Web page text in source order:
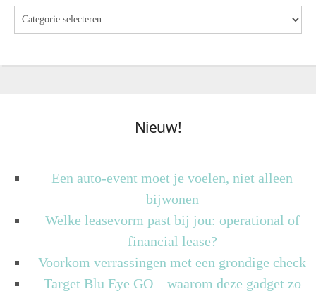
Nieuw!
Een auto-event moet je voelen, niet alleen
bijwonen
Welke leasevorm past bij jou: operational of
financial lease?
Voorkom verrassingen met een grondige check
Target Blu Eye GO – waarom deze gadget zo